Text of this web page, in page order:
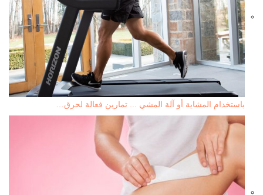
باستخدام المشاية أو آلة المشي ... تمارين فعالة لحرق…